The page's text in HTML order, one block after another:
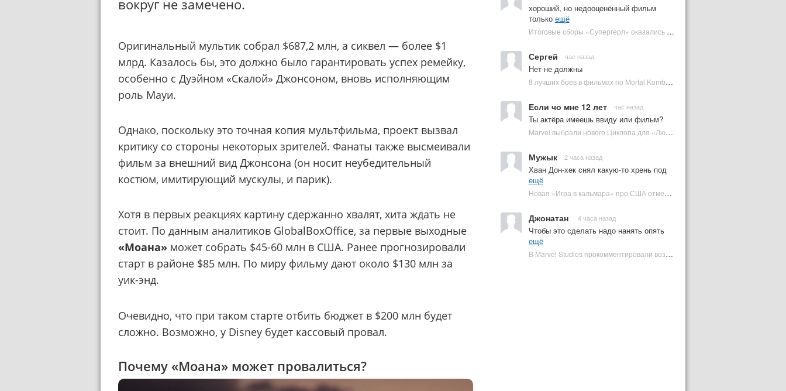
хороший, но недооценённый фильм
только ещё
Итоговые сборы «Супергерл» оказались худшими для DC за два десятилетия | Plugged In Ru
Сергей час назад
Нет не должны
8 лучших боев в фильмах по Mortal Kombat: от «Смертельной битвы» до «Мортал Комбат 2» | Plugged In Ru
Если чо мне 12 лет час назад
Ты актёра имеешь ввиду или фильм?
Marvel выбрали нового Циклопа для «Людей Икс» | Plugged In Ru
Мужык 2 часа назад
Хван Дон-хек снял какую-то хрень под
ещё
Новая «Игра в кальмара» про США отменена | Plugged In Ru
Джонатан 4 часа назад
Чтобы это сделать надо нанять опять
ещё
В Marvel Studios прокомментировали возвращение Канга на экраны | Plugged In Ru
вокруг не замечено.
Оригинальный мультик собрал $687,2 млн, а сиквел — более $1
млрд. Казалось бы, это должно было гарантировать успех ремейку,
особенно с Дуэйном «Скалой» Джонсоном, вновь исполняющим
роль Мауи.
Однако, поскольку это точная копия мультфильма, проект вызвал
критику со стороны некоторых зрителей. Фанаты также высмеивали
фильм за внешний вид Джонсона (он носит неубедительный
костюм, имитирующий мускулы, и парик).
Хотя в первых реакциях картину сдержанно хвалят, хита ждать не
стоит. По данным аналитиков GlobalBoxOffice, за первые выходные
«Моана» может собрать $45-60 млн в США. Ранее прогнозировали
старт в районе $85 млн. По миру фильму дают около $130 млн за
уик-энд.
Очевидно, что при таком старте отбить бюджет в $200 млн будет
сложно. Возможно, у Disney будет кассовый провал.
Почему «Моана» может провалиться?